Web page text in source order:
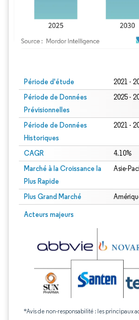
Période d'étude 2021 -
Période de Données
Prévisionnelles
2025 -
Période de Données
Historiques
2021 -
CAGR 4.10%
Marché à la Croissance la
Plus Rapide
Asie-
Plus Grand Marché
Acteurs majeurs
*Avis de non-responsabilité : les principaux